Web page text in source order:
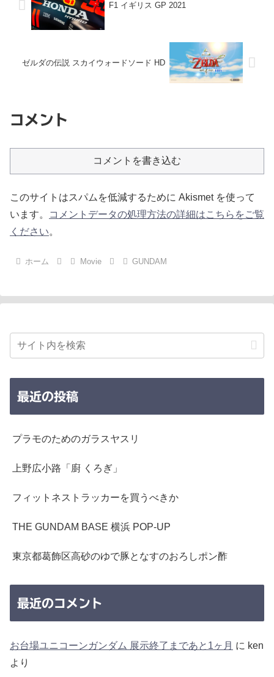
F1 イギリス GP 2021
ゼルダの伝説 スカイウォードソード HD
コメント
コメントを書き込む
このサイトはスパムを低減するために Akismet を使って
います。
コメントデータの処理方法の詳細はこちらをご覧
ください。
ホーム Movie GUNDAM
最近の投稿
プラモのためのガラスヤスリ
上野広小路「廚 くろぎ」
フィットネストラッカーを買うべきか
THE GUNDAM BASE 横浜 POP-UP
東京都葛飾区高砂のゆで豚となすのおろしポン酢
最近のコメント
お台場ユニコーンガンダム 展示終了まであと1ヶ月 に ken
より